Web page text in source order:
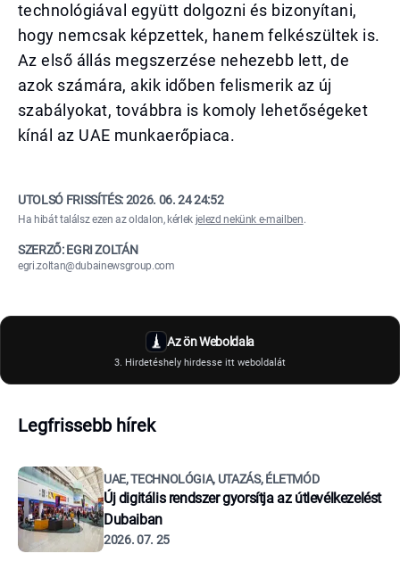
technológiával együtt dolgozni és bizonyítani,
hogy nemcsak képzettek, hanem felkészültek is.
Az első állás megszerzése nehezebb lett, de
azok számára, akik időben felismerik az új
szabályokat, továbbra is komoly lehetőségeket
kínál az UAE munkaerőpiaca.
UTOLSÓ FRISSÍTÉS:2026. 06. 24 24:52
Ha hibát találsz ezen az oldalon, kérlek jelezd nekünk e-mailben.
SZERZŐ: EGRI ZOLTÁN
egri.zoltan@dubainewsgroup.com
Az ön Weboldala
3. Hirdetéshely hirdesse itt weboldalát
Legfrissebb hírek
UAE, TECHNOLÓGIA, UTAZÁS, ÉLETMÓD
Új digitális rendszer gyorsítja az útlevélkezelést
Dubaiban
2026. 07. 25